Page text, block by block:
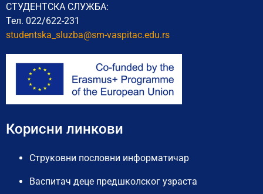
СТУДЕНТСКА СЛУЖБА:
Тел. 022/622-231
studentska_sluzba@sm-vaspitac.edu.rs
Корисни линкови
Струковни пословни информатичар
Васпитач деце предшколског узраста